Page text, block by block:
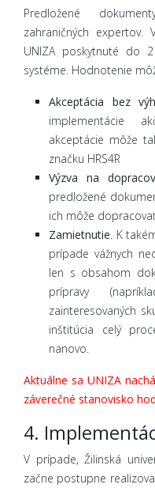
Predložené
zahraničných
UNIZA poskytnuté do
systéme. Hodnotenie
Akceptácia bez
implementácie
akceptácie môže
značku HRS4R
Výzva na
predložené
ich môže
Zamietnutie . K
prípade vážnych
len s obsahom
prípravy
zainteresovaných
inštitúcia celý
nanovo.
Aktuálne sa UNIZA
záverečné stanovisko
4.
V prípade, Žilinská
začne postupne